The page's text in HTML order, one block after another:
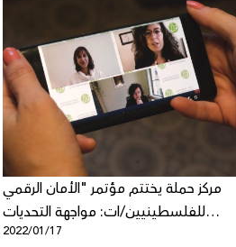
مركز حملة يختتم مؤتمر "الأمان الرقمي
للفلسطينيين/ات: مواجهة التحديات
والعقبات"
2022/01/17